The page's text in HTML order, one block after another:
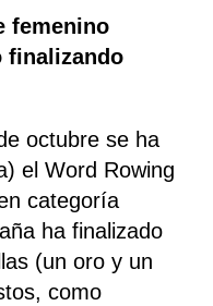
femenino
finalizando
octubre se ha
el Word Rowing
categoría
ha finalizado
(un oro y un
como